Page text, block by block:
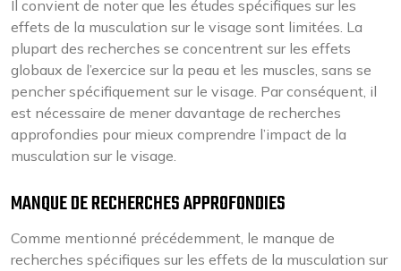
Il convient de noter que les études spécifiques sur les
effets de la musculation sur le visage sont limitées. La
plupart des recherches se concentrent sur les effets
globaux de l’exercice sur la peau et les muscles, sans se
pencher spécifiquement sur le visage. Par conséquent, il
est nécessaire de mener davantage de recherches
approfondies pour mieux comprendre l’impact de la
musculation sur le visage.
MANQUE DE RECHERCHES APPROFONDIES
Comme mentionné précédemment, le manque de
recherches spécifiques sur les effets de la musculation sur